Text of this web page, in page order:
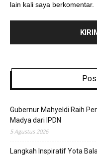
lain kali saya berkomentar.
Gubernur Mahyeldi Raih
Madya dari IPDN
5 Agustus 2026
Langkah Inspiratif Yota